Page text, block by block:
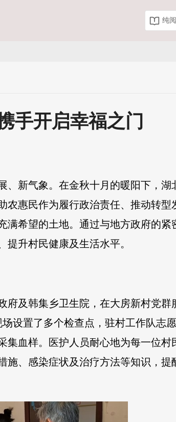
纯
手开启幸福之门
、新气象。在金秋十月的暖阳下，湖
惠民作为履行政治责任、推动转型
希望的土地。通过与地方政府的紧
升村民健康及生活水平。
及韩集乡卫生院，在大房新村党群
设置了多个检查点，驻村工作队志
集血样。医护人员耐心地为每一位村
、感染症状及治疗方法等知识，提